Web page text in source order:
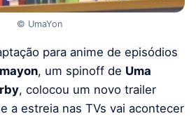
© UmaYon
para anime de episódios
, um spinoff de Uma
, colocou um novo trailer
a estreia nas TVs vai acontecer